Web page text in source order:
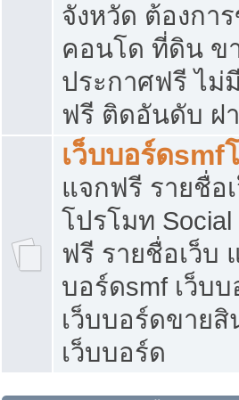
จังหวัด ต้องกา
คอนโด ที่ดิน ข
ประกาศฟรี ไม่
ฟรี ติดอันดับ ฝ
เว็บบอร์ดsmf
แจกฟรี รายชื่อ
โปรโมท
ฟรี รายชื่อเว็บ
บอร์ดsmf เว็บ
เว็บบอร์ดขาย
เว็บบอร์ด